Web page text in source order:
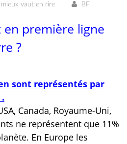
mieux vaut en rire BF
première ligne
?
sont représentés par
Canada, Royaume-Uni,
ne représentent que 11%
En Europe les